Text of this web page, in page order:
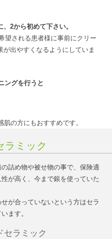
2から初めて下さい。
望される患者様に事前にクリー
出やすくなるようにしていま
ングを行うと
の方にもおすすめです。
ラミック
詰め物や被せ物の事で、保険適
が高く、今まで銀を使っていた
が合っていないという方はセラ
ます。
セラミック